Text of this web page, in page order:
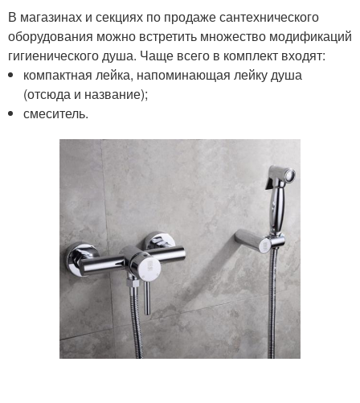
В магазинах и секциях по продаже сантехнического
оборудования можно встретить множество модификаций
гигиенического душа. Чаще всего в комплект входят:
компактная лейка, напоминающая лейку душа
(отсюда и название);
смеситель.